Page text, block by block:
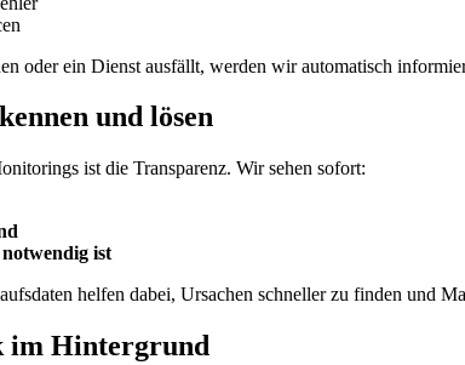
oder ein Dienst ausfällt, werden wir automatisch
und lösen
ist die Transparenz. Wir sehen sofort:
ist
helfen dabei, Ursachen schneller zu finden und
im Hintergrund